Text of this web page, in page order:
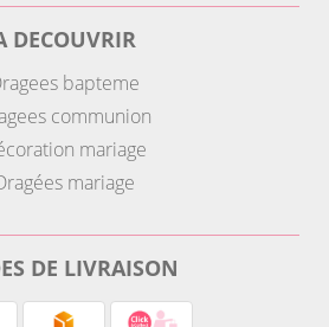
DECOUVRIR
bapteme
communion
mariage
mariage
DE LIVRAISON